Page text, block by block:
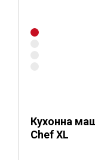
Кухонна
Chef XL